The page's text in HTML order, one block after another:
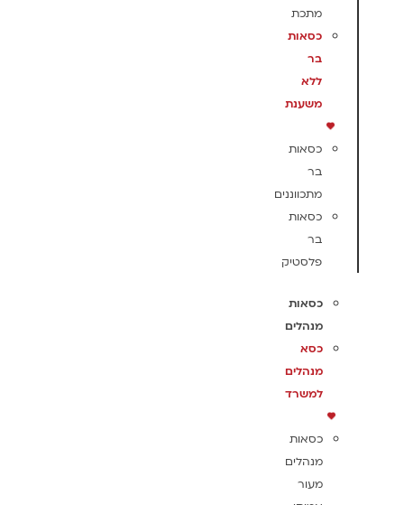
מתכת
כסאות
בר
ללא
משענת
כסאות
בר
מתכווננים
כסאות
בר
פלסטיק
כסאות
מנהלים
כסא
מנהלים
למשרד
כסאות
מנהלים
מעור